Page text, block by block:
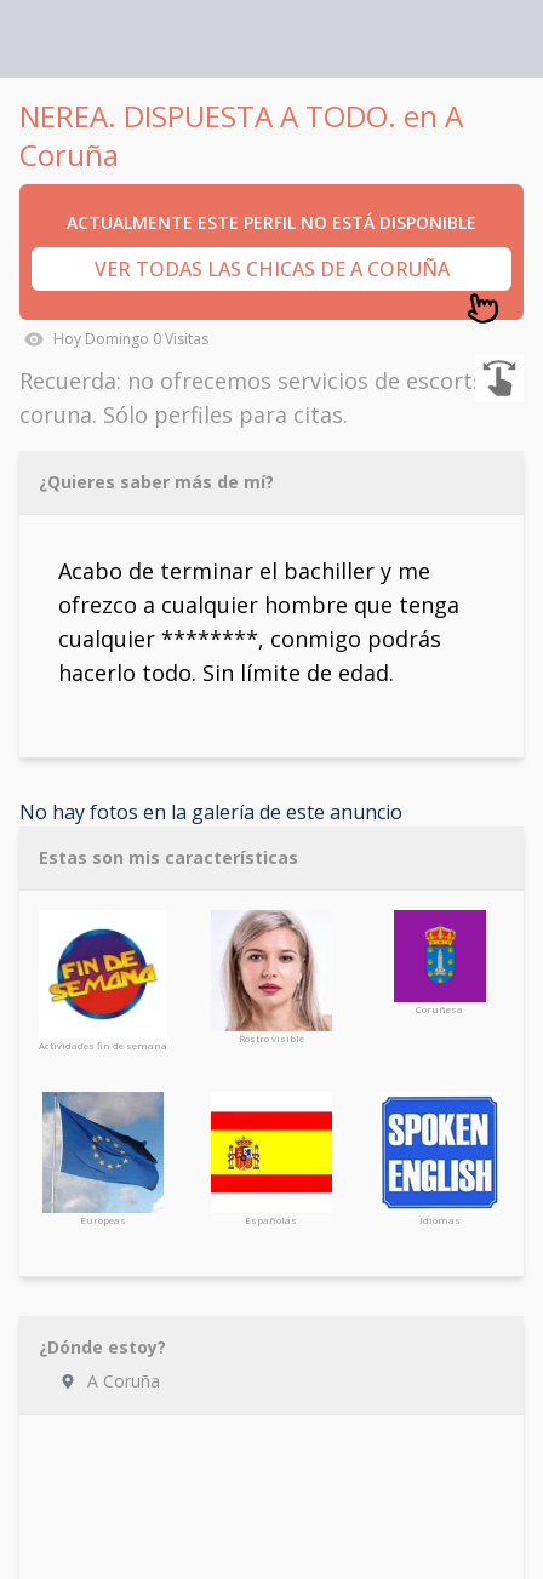
NEREA. DISPUESTA A TODO. en A
Coruña
ACTUALMENTE ESTE PERFIL NO ESTÁ DISPONIBLE
VER TODAS LAS CHICAS DE A CORUÑA
Hoy Domingo 0Visitas
Recuerda: no ofrecemos servicios de escorts en
coruna. Sólo perfiles para citas.
¿Quieres saber más de mí?
Acabo de terminar el bachiller y me
ofrezco a cualquier hombre que tenga
cualquier ********, conmigo podrás
hacerlo todo. Sin límite de edad.
No hay fotos en la galería de este anuncio
Estas son mis características
Actividades fin de semana
Rostro visible
Coruñesa
Europeas Españolas Idiomas
¿Dónde estoy?
A Coruña